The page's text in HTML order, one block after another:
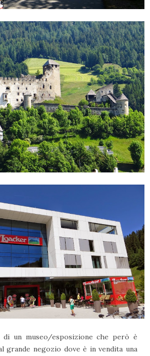
un museo/esposizione che però è
grande negozio dove è in vendita una